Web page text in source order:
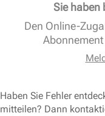
Sie haben
Den Online-
Haben Sie Fehler
mitteilen? Dann